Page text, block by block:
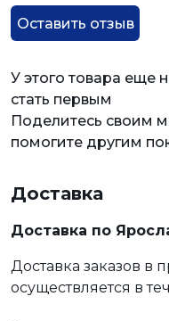
Оставить отзыв
У этого товара еще
стать первым
Поделитесь своим
помогите другим
Доставка
Доставка по
Доставка заказов в
осуществляется в